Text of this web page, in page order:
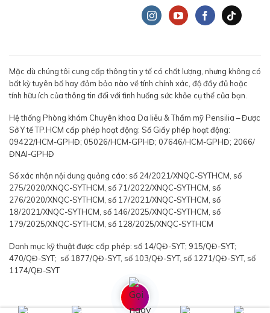
Mặc dù chúng tôi cung cấp thông tin y tế có chất lượng, nhưng không có
bất kỳ tuyên bố hay đảm bảo nào về tính chính xác, độ đầy đủ hoặc
tính hữu ích của thông tin đối với tình huống sức khỏe cụ thể của bạn.
Hệ thống Phòng khám Chuyên khoa Da liễu & Thẩm mỹ Pensilia – Được
Sở Y tế TP.HCM cấp phép hoạt động: Số Giấy phép hoạt động:
09422/HCM-GPHĐ; 05026/HCM-GPHĐ; 07646/HCM-GPHĐ; 2066/
ĐNAI-GPHĐ
Số xác nhận nội dung quảng cáo: số 24/2021/XNQC-SYTHCM, số
275/2020/XNQC-SYTHCM, số 71/2022/XNQC-SYTHCM, số
276/2020/XNQC-SYTHCM, số 17/2021/XNQC-SYTHCM, số
18/2021/XNQC-SYTHCM, số 146/2025/XNQC-SYTHCM, số
179/2025/XNQC-SYTHCM, số 128/2025/XNQC-SYTHCM
Danh mục kỹ thuật được cấp phép: số 14/QĐ-SYT; 915/QĐ-SYT;
470/QĐ-SYT; số 1877/QĐ-SYT, số 103/QĐ-SYT, số 1271/QĐ-SYT, số
1174/QĐ-SYT